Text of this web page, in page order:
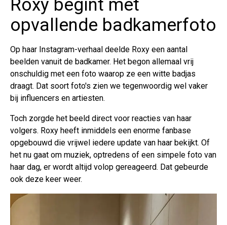
Roxy begint met
opvallende badkamerfoto
Op haar Instagram-verhaal deelde Roxy een aantal
beelden vanuit de badkamer. Het begon allemaal vrij
onschuldig met een foto waarop ze een witte badjas
draagt. Dat soort foto's zien we tegenwoordig wel vaker
bij influencers en artiesten.
Toch zorgde het beeld direct voor reacties van haar
volgers. Roxy heeft inmiddels een enorme fanbase
opgebouwd die vrijwel iedere update van haar bekijkt. Of
het nu gaat om muziek, optredens of een simpele foto van
haar dag, er wordt altijd volop gereageerd. Dat gebeurde
ook deze keer weer.